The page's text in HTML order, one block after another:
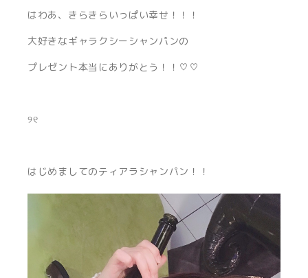
はわあ、きらきらいっぱい幸せ！！！
大好きなギャラクシーシャンパンの
プレゼント本当にありがとう！！♡♡
୨୧
はじめましてのティアラシャンパン！！